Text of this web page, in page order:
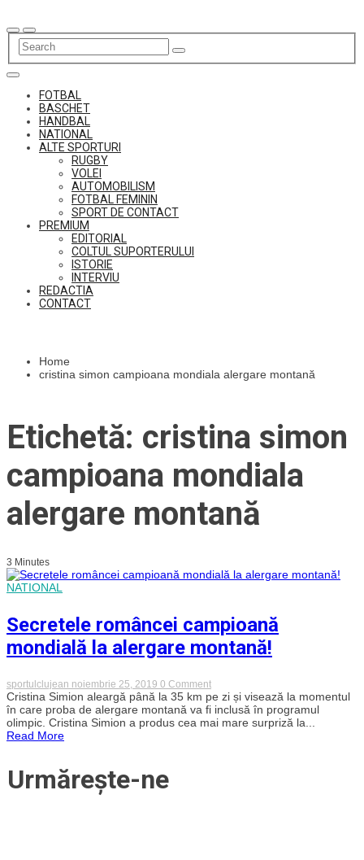
to
content
FOTBAL
BASCHET
HANDBAL
NATIONAL
ALTE SPORTURI
RUGBY
VOLEI
AUTOMOBILISM
FOTBAL FEMININ
SPORT DE CONTACT
PREMIUM
EDITORIAL
COLTUL SUPORTERULUI
ISTORIE
INTERVIU
REDACTIA
CONTACT
Home
cristina simon campioana mondiala alergare montană
Etichetă: cristina simon
campioana mondiala
alergare montană
3 Minutes
NATIONAL
Secretele româncei campioană
mondială la alergare montană!
sportulclujean noiembrie 25, 2019 0 Commenton
Secretele
româncei
campioană
mondială
Cristina Simion aleargă până la 35 km pe zi și visează la momentul
în care proba de alergare montană va fi inclusă în programul
olimpic. Cristina Simion a produs cea mai mare surpriză la...
Read More
Urmărește-ne